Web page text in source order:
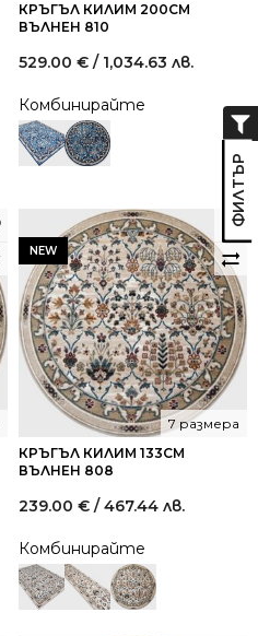
КРЪГЪЛ КИЛИМ 200СМ
ВЪЛНЕН 810
529.00 € / 1,034.63 лв.
Комбинирайте
NEW
КРЪГЪЛ КИЛИМ 133СМ
ВЪЛНЕН 808
7 размера
239.00 € / 467.44 лв.
Комбинирайте